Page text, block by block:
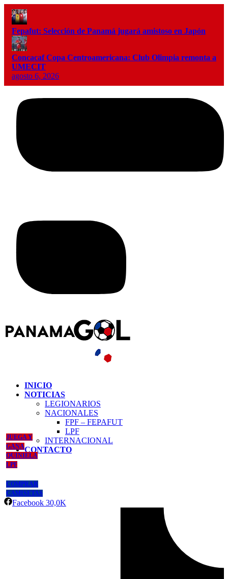
Fepafut: Selección de Panamá jugará amistoso en Japón
Concacaf Copa Centroamericana: Club Olimpia remonta a
UMECIT
agosto 6, 2026
INICIO
NOTICIAS
LEGIONARIOS
NACIONALES
FPF – FEPAFUT
LPF
INTERNACIONAL
CONTACTO
JUEGA Y
GANA
QUINIELA
LPF
COMPRAR
CAMISETAS
Facebook 30,0K